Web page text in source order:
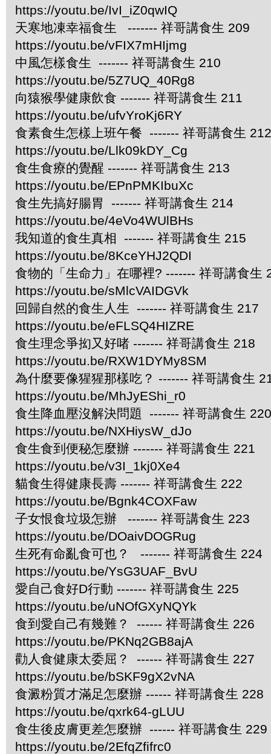
https://youtu.be/IvI_iZ0qwIQ
天寒地凍幸福食生 ------- 祥哥講食生 209
https://youtu.be/vFIX7mHIjmg
中風怎樣食生 ------- 祥哥講食生 210
https://youtu.be/5Z7UQ_40Rg8
向猿猴學健康飲食 ------- 祥哥講食生 211
https://youtu.be/ufvYroKj6RY
食素食生怎樣上班午餐 ------- 祥哥講食生 212
https://youtu.be/Llk09kDY_Cg
食生食療的覺醒 ------- 祥哥講食生 213
https://youtu.be/EPnPMKIbuXc
食生先搞好腸胃 ------- 祥哥講食生 214
https://youtu.be/4eVo4WUlBHs
我知道的食生真相 ------- 祥哥講食生 215
https://youtu.be/8KceYHJ2QDI
食物的「生命力」在哪裡? ------- 祥哥講食生
https://youtu.be/sMlcVAIDGVk
回歸自然的食生人生 ------- 祥哥講食生 217
https://youtu.be/eFLSQ4HIZRE
食生理念爭抝又好啫 ------- 祥哥講食生 218
https://youtu.be/RXW1DYMy8SM
為什麼要像猩猩那樣吃？ ------- 祥哥講食生
https://youtu.be/MhJyEShi_r0
食生降血壓沒解決問題 ------- 祥哥講食生 220
https://youtu.be/NXHiysW_dJo
食生食到便秘怎麼辦 ------- 祥哥講食生 221
https://youtu.be/v3I_1kj0Xe4
貓食生得健康長壽 ------- 祥哥講食生 222
https://youtu.be/Bgnk4COXFaw
子女恨食垃圾怎辦 ------- 祥哥講食生 223
https://youtu.be/DOaivDOGRug
生死有命亂食可也？ ------- 祥哥講食生 224
https://youtu.be/YsG3UAF_BvU
愛自己食好D行動 ------- 祥哥講食生 225
https://youtu.be/uNOfGXyNQYk
食到愛自己有幾難？ ------ 祥哥講食生 226
https://youtu.be/PKNq2GB8ajA
勸人食健康太委屈？ ------ 祥哥講食生 227
https://youtu.be/bSKF9gX2vNA
食澱粉質才滿足怎麼辦 ------ 祥哥講食生 228
https://youtu.be/qxrk64-gLUU
食生後皮膚更差怎麼辦 ------ 祥哥講食生 229
https://youtu.be/2EfqZfifrc0